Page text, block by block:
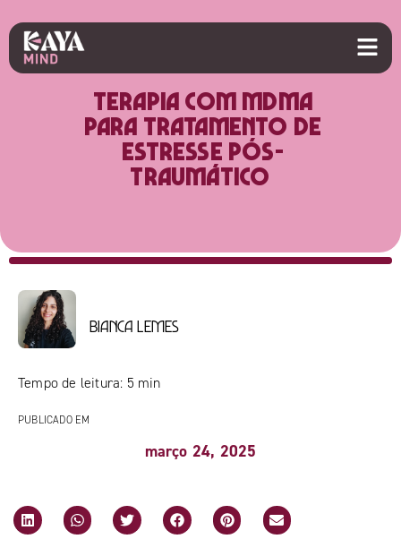
Terapia com MDMA
para tratamento de
estresse pós-
traumático
Bianca Lemes
Tempo de leitura: 5 min
PUBLICADO EM
março 24, 2025